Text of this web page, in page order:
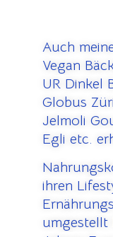
Auch
Vegan
UR Dinkel
Globus
Jelmoli
Egli etc.
ihren
umgestellt